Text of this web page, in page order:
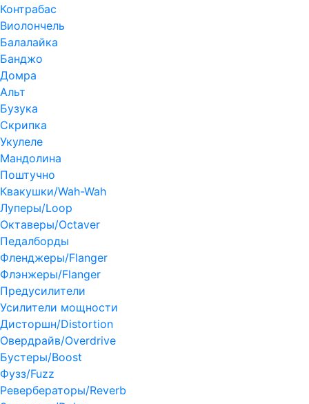
Контрабас
Виолончель
Балалайка
Банджо
Домра
Альт
Бузука
Скрипка
Укулеле
Мандолина
Поштучно
Квакушки/Wah-Wah
Луперы/Loop
Октаверы/Octaver
Педалборды
Фленджеры/Flanger
Флэнжеры/Flanger
Предусилители
Усилители мощности
Дисторшн/Distortion
Овердрайв/Overdrive
Бустеры/Boost
Фузз/Fuzz
Ревербераторы/Reverb